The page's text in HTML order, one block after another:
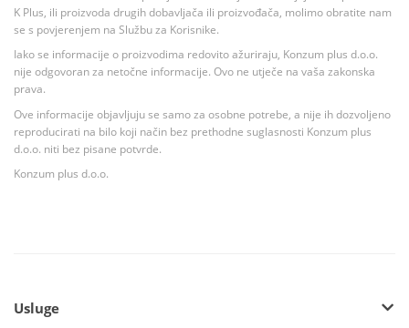
K Plus, ili proizvoda drugih dobavljača ili proizvođača, molimo obratite nam
se s povjerenjem na Službu za Korisnike.
Iako se informacije o proizvodima redovito ažuriraju, Konzum plus d.o.o.
nije odgovoran za netočne informacije. Ovo ne utječe na vaša zakonska
prava.
Ove informacije objavljuju se samo za osobne potrebe, a nije ih dozvoljeno
reproducirati na bilo koji način bez prethodne suglasnosti Konzum plus
d.o.o. niti bez pisane potvrde.
Konzum plus d.o.o.
Usluge